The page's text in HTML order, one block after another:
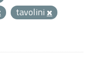
tavolini